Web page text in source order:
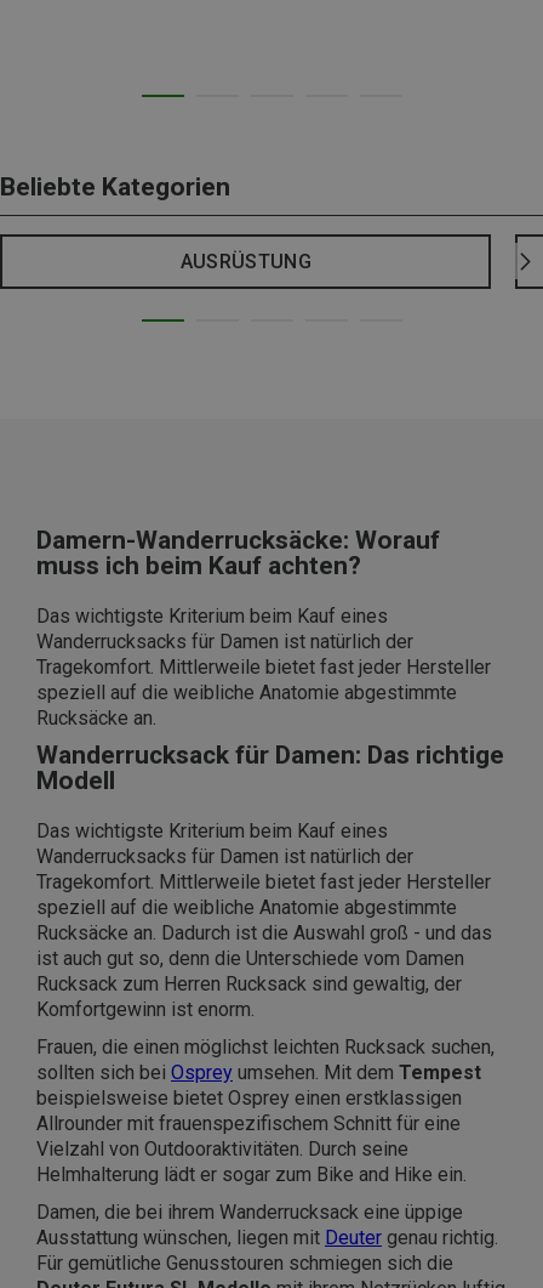
Beliebte Kategorien
AUSRÜSTUNG
Damern-Wanderrucksäcke: Worauf
muss ich beim Kauf achten?
Das wichtigste Kriterium beim Kauf eines
Wanderrucksacks für Damen ist natürlich der
Tragekomfort. Mittlerweile bietet fast jeder Hersteller
speziell auf die weibliche Anatomie abgestimmte
Rucksäcke an.
Wanderrucksack für Damen: Das richtige
Modell
Das wichtigste Kriterium beim Kauf eines
Wanderrucksacks für Damen ist natürlich der
Tragekomfort. Mittlerweile bietet fast jeder Hersteller
speziell auf die weibliche Anatomie abgestimmte
Rucksäcke an. Dadurch ist die Auswahl groß - und das
ist auch gut so, denn die Unterschiede vom Damen
Rucksack zum Herren Rucksack sind gewaltig, der
Komfortgewinn ist enorm.
Frauen, die einen möglichst leichten Rucksack suchen,
sollten sich bei Osprey umsehen. Mit dem Tempest
beispielsweise bietet Osprey einen erstklassigen
Allrounder mit frauenspezifischem Schnitt für eine
Vielzahl von Outdooraktivitäten. Durch seine
Helmhalterung lädt er sogar zum Bike and Hike ein.
Damen, die bei ihrem Wanderrucksack eine üppige
Ausstattung wünschen, liegen mit Deuter genau richtig.
Für gemütliche Genusstouren schmiegen sich die